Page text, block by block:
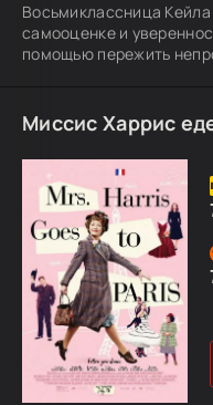
Восьмиклассница
самооценке и
помощью пережить
Миссис Харрис